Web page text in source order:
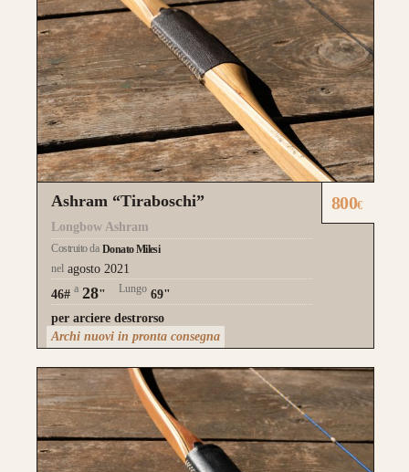
Ashram “Tiraboschi”
Longbow Ashram
Costruito da Donato Milesi
nel agosto 2021
46# a 28" Lungo 69"
per arciere destrorso
800€
Archi nuovi in pronta consegna